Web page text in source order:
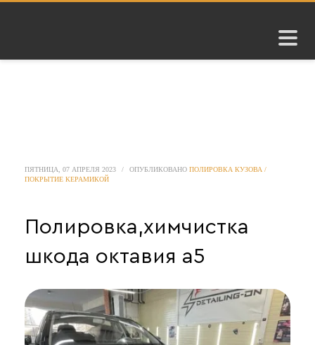
ПЯТНИЦА, 07 АПРЕЛЯ 2023 / ОПУБЛИКОВАНО ПОЛИРОВКА КУЗОВА /
ПОКРЫТИЕ КЕРАМИКОЙ
Полировка,химчистка
шкода октавия а5